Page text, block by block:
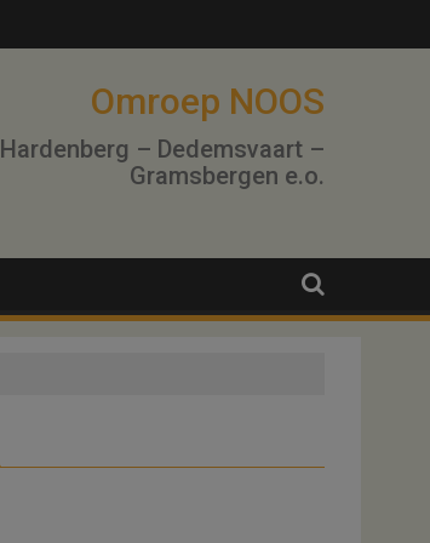
Omroep NOOS
Hardenberg – Dedemsvaart –
Gramsbergen e.o.